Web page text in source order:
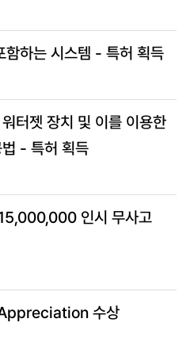
함하는 시스템 - 특허 획득
터젯 장치 및 이를 이용한
- 특허 획득
인시 무사고
수상